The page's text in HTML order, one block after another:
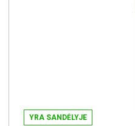
YRA SANDĖLYJE